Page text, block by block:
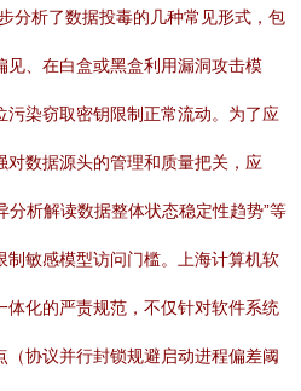
分析了数据投毒的几种常见形式，包
、在白盒或黑盒利用漏洞攻击模
染窃取密钥限制正常流动。为了应
数据源头的管理和质量把关，应
分析解读数据整体状态稳定性趋势”等
敏感模型访问门槛。上海计算机软
化的严责规范，不仅针对软件系统
协议并行封锁规避启动进程偏差阈